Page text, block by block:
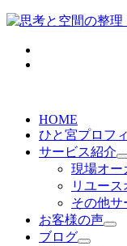
HOME
ひと宮プロフ
サービス紹介
現場オー
リユー
その他サ
お客様の声
ブログ